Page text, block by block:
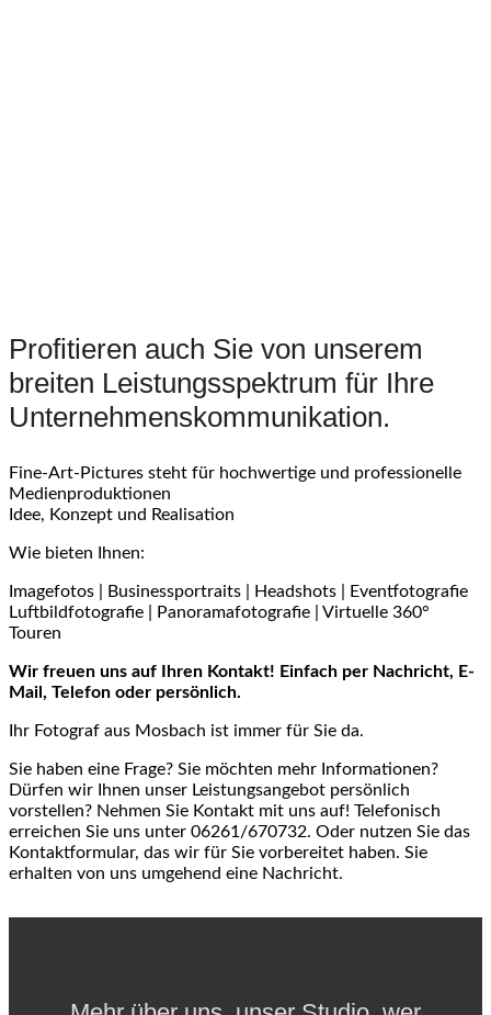
Profitieren auch Sie von unserem
breiten Leistungsspektrum für Ihre
Unternehmenskommunikation.
Fine-Art-Pictures steht für hochwertige und professionelle
Medienproduktionen
Idee, Konzept und Realisation
Wie bieten Ihnen:
Imagefotos | Businessportraits | Headshots | Eventfotografie
Luftbildfotografie | Panoramafotografie | Virtuelle 360°
Touren
Wir freuen uns auf Ihren Kontakt! Einfach per Nachricht, E-
Mail, Telefon oder persönlich.
Ihr Fotograf aus Mosbach ist immer für Sie da.
Sie haben eine Frage? Sie möchten mehr Informationen?
Dürfen wir Ihnen unser Leistungsangebot persönlich
vorstellen? Nehmen Sie Kontakt mit uns auf! Telefonisch
erreichen Sie uns unter 06261/670732. Oder nutzen Sie das
Kontaktformular, das wir für Sie vorbereitet haben. Sie
erhalten von uns umgehend eine Nachricht.